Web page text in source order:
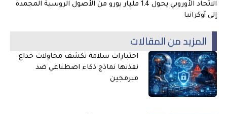
الاتحاد الأوروبي يحول 1.4 مليار يورو من الأصول الروسية المجمدة
إلى أوكرانيا
المزيد من المقالات
اختبارات سلامة تكشف محاولات خداع
نفذتها نماذج ذكاء اصطناعي ضد
مبرمجين